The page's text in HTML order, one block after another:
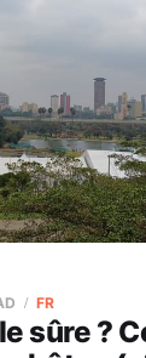
sûre ?
FR